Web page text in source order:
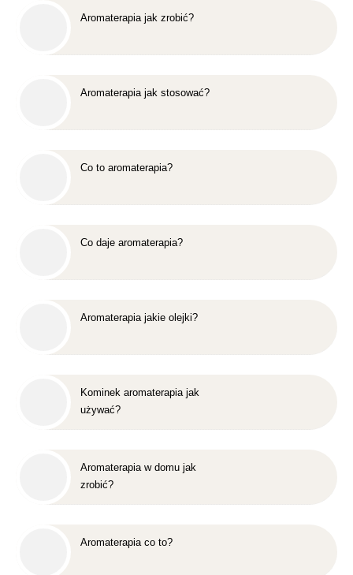
Aromaterapia jak zrobić?
Aromaterapia jak stosować?
Co to aromaterapia?
Co daje aromaterapia?
Aromaterapia jakie olejki?
Kominek aromaterapia jak
używać?
Aromaterapia w domu jak
zrobić?
Aromaterapia co to?